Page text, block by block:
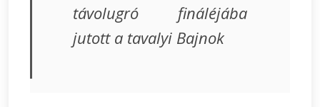
távolugró fináléjába
jutott a tavalyi Bajnok